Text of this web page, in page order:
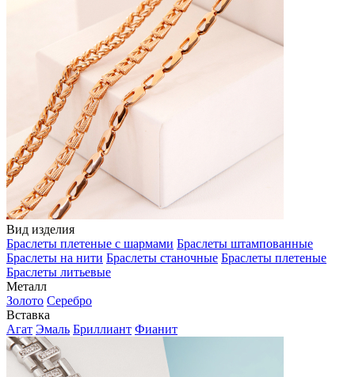
Вид изделия
Браслеты плетеные с шармами Браслеты штампованные
Браслеты на нити Браслеты станочные Браслеты плетеные
Браслеты литьевые
Металл
Золото Серебро
Вставка
Агат Эмаль Бриллиант Фианит